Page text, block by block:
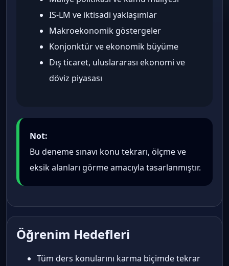
IS-LM ve iktisadi yaklaşımlar
Makroekonomik göstergeler
Konjonktür ve ekonomik büyüme
Dış ticaret, uluslararası ekonomi ve
döviz piyasası
Not:
Bu deneme sınavı konu tekrarı, ölçme ve
eksik alanları görme amacıyla tasarlanmıştır.
Öğrenim Hedefleri
Tüm ders konularını karma biçimde tekrar